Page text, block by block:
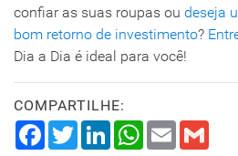
confiar as suas roupas ou deseja
bom retorno de investimento?
Dia a Dia é ideal para você!
COMPARTILHE:
FacebookTwitterLinkedInWhatsApp
Email